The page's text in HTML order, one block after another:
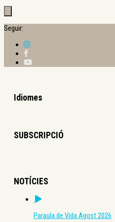
Seguir:
Idiomes
SUBSCRIPCIÓ
NOTÍCIES
Paraula de Vida Agost 2026